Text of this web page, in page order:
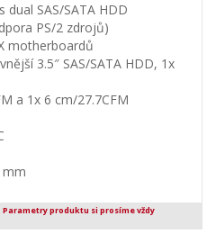
dual SAS/SATA HDD
PS/2 zdrojů)
motherboardů
3.5″ SAS/SATA HDD, 1x
a 1x 6 cm/27.7CFM
mm
produktu si prosíme vždy